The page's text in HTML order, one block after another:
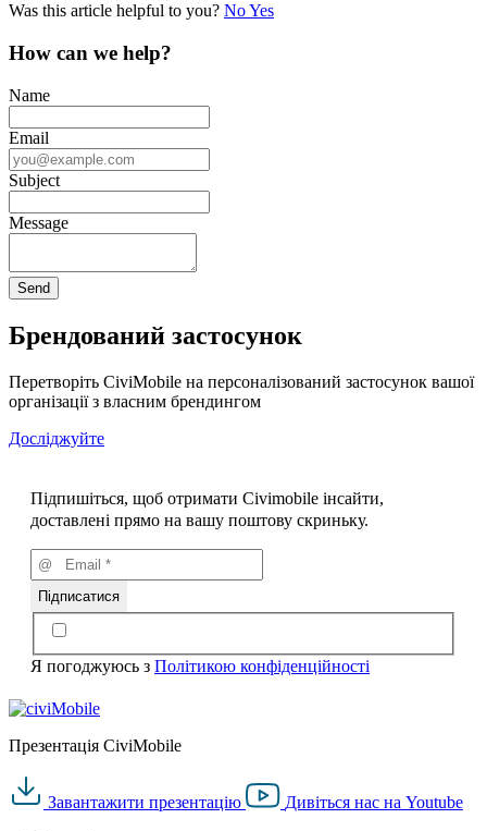
Was this article helpful to you? NoYes
How can we help?
Name
Email
Subject
Message
Брендований застосунок
Перетворіть CiviMobile на персоналізований застосунок вашої
організації з власним брендингом
Досліджуйте
Підпишіться, щоб отримати Civimobile інсайти,
доставлені прямо на вашу поштову скриньку.
Я погоджуюсь з Політикою конфіденційності
Презентація CiviMobile
Завантажити презентацію Дивіться нас на Youtube